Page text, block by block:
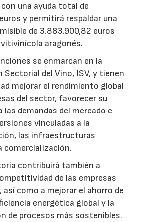
con una ayuda total de
y permitirá respaldar una
de 3.883.900,82 euros
aragonés.
se enmarcan en la
Sectorial del Vino, ISV, y tienen
mejorar el rendimiento global
del sector, favorecer su
las demandas del mercado e
vinculadas a la
las infraestructuras
comercialización.
contribuirá también a
de las empresas
como a mejorar el ahorro de
energética global y la
de procesos más sostenibles.